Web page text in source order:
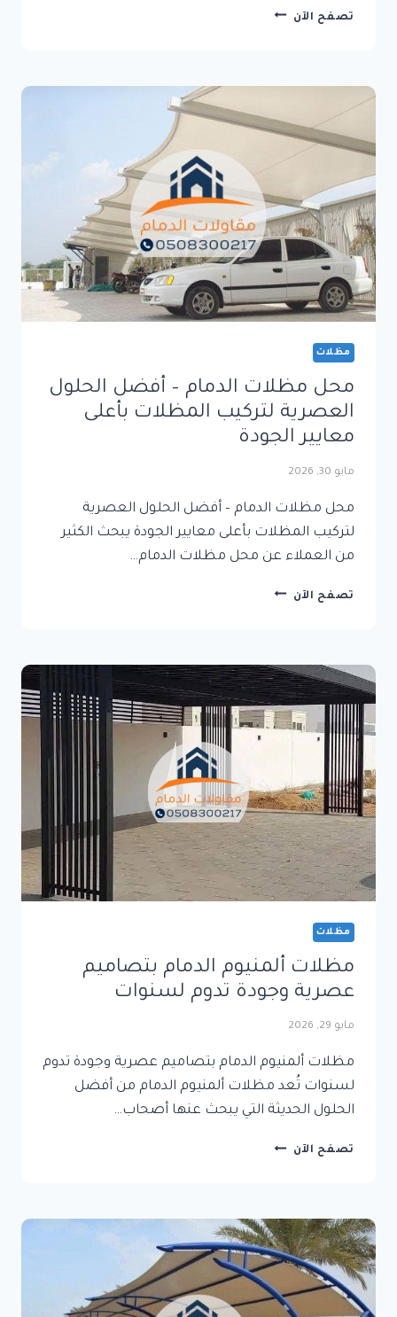
تصفح الآن أفضل
–
احترافية
معايير
الجودة
مظلات
محل مظلات الدمام – أفضل الحلول
العصرية لتركيب المظلات بأعلى
معايير الجودة
مايو 30, 2026
محل مظلات الدمام – أفضل الحلول العصرية
لتركيب المظلات بأعلى معايير الجودة يبحث الكثير
من العملاء عن محل مظلات الدمام…
تصفح الآن محل
أفضل
الحلول
العصرية
لتركيب
المظلات
معايير
الجودة
مظلات
مظلات ألمنيوم الدمام بتصاميم
عصرية وجودة تدوم لسنوات
مايو 29, 2026
مظلات ألمنيوم الدمام بتصاميم عصرية وجودة تدوم
لسنوات تُعد مظلات ألمنيوم الدمام من أفضل
الحلول الحديثة التي يبحث عنها أصحاب…
تصفح الآن مظلات
عصرية
وجودة
تدوم
لسنوات